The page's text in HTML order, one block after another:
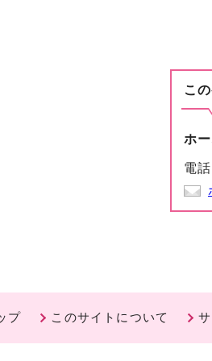
こ
ホ
電
プ このサイトについて